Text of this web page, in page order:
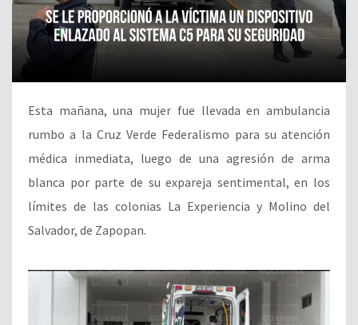
Esta mañana, una mujer fue llevada en ambulancia
rumbo a la Cruz Verde Federalismo para su atención
médica inmediata, luego de una agresión de arma
blanca por parte de su expareja sentimental, en los
límites de las colonias La Experiencia y Molino del
Salvador, de Zapopan.